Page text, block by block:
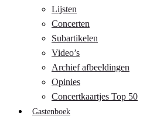
Lijsten
Concerten
Subartikelen
Video’s
Archief afbeeldingen
Opinies
Concertkaartjes Top 50
Gastenboek